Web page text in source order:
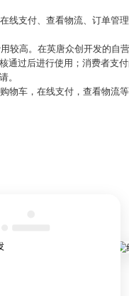
线支付、查看物流、订单管
较高。在英唐众创开发的自
过后进行使用；消费者支
。
物车，在线支付，查看物流等